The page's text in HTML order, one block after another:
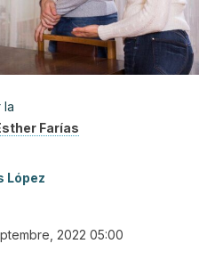
la
Farías
López
2022 05:00